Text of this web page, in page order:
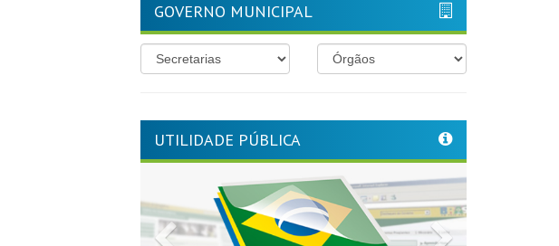
GOVERNO MUNICIPAL
UTILIDADE PÚBLICA
Previous